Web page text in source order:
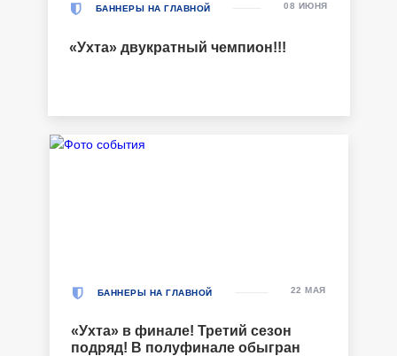
БАННЕРЫ НА ГЛАВНОЙ
«Ухта» двукратный чемпион!!!
08 ИЮНЯ
БАННЕРЫ НА ГЛАВНОЙ
«Ухта» в финале! Третий сезон
подряд! В полуфинале обыгран
22 МАЯ